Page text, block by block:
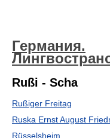
Германия.
Rußi - Scha
Rußiger Freitag
Ruska Ernst August
Rüsselsheim